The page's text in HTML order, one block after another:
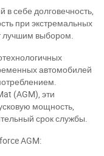
себе долговечность,
при экстремальных
лучшим выбором.
автомобилей
(AGM), эти
мощность,
срок службы.
AGM: